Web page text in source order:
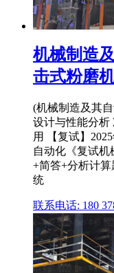
机械制造
击式粉磨
(机械制造及其
设计与性能分析
用 【复试】
自动化《复试机
+简答+分析计
统
联系电话: 180